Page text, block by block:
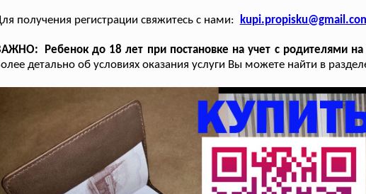
получения регистрации свяжитесь с нами:
Ребенок до 18 лет при постановке на учет с родителями на
детально об условиях оказания услуги Вы можете найти в